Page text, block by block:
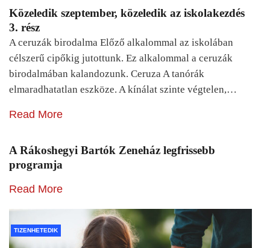
Közeledik szeptember, közeledik az iskolakezdés
3. rész
A ceruzák birodalma Előző alkalommal az iskolában
célszerű cipőkig jutottunk. Ez alkalommal a ceruzák
birodalmában kalandozunk. Ceruza A tanórák
elmaradhatatlan eszköze. A kínálat szinte végtelen,…
Read More
A Rákoshegyi Bartók Zeneház legfrissebb
programja
Read More
TIZENHETEDIK